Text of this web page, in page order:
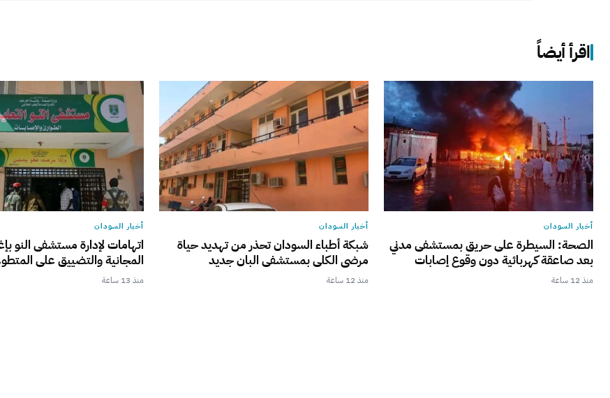
اقرأ أيضاً
أخبار السودان
الصحة: السيطرة على حريق بمستشفى مدني
بعد صاعقة كهربائية دون وقوع إصابات
منذ 12 ساعة
أخبار السودان
شبكة أطباء السودان تحذر من تهديد حياة
مرضى الكلى بمستشفى البان جديد
منذ 12 ساعة
أخبار السودان
اتهامات لإدارة مستشفى النو
المجانية والتضييق على
منذ 13 ساعة